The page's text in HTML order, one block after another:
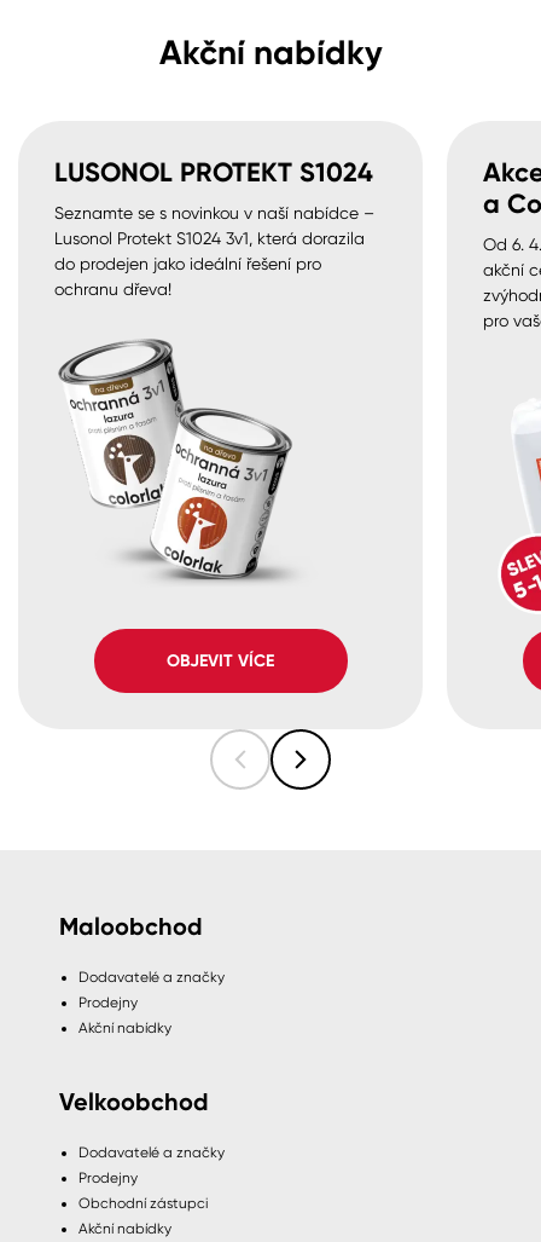
Akční nabídky
LUSONOL PROTEKT S1024
Seznamte se s novinkou v naší nabídce –
Lusonol Protekt S1024 3v1, která dorazila
do prodejen jako ideální řešení pro
ochranu dřeva!
OBJEVIT VÍCE
a
Od 6.
akční
pro
Maloobchod
Dodavatelé a značky
Prodejny
Akční nabídky
Velkoobchod
Dodavatelé a značky
Prodejny
Obchodní zástupci
Akční nabídky